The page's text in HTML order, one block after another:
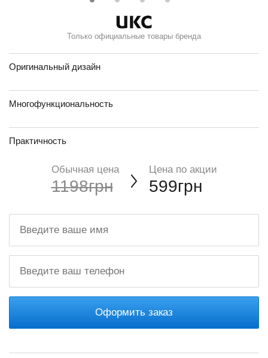
Только официальные товары бренда
Оригинальный дизайн
Многофункциональность
Практичность
Обычная цена
1198грн
Цена по акции
599грн
Оформить заказ